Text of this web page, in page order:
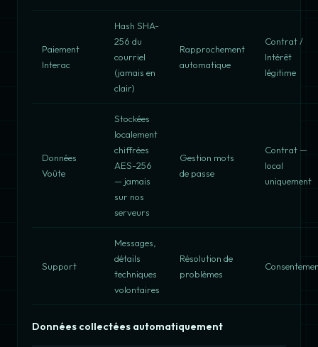
Paiement
Interac
Hash SHA-
256 du
courriel
(jamais en
clair)
Rapprochement
automatique
Contrat /
Intérêt
légitime
Données
Voûte
Stockées
localement
chiffrées
AES-256
— jamais
sur nos
serveurs
Gestion mots
de passe
Contrat —
local
uniquement
Support
Messages,
détails
techniques
volontaires
Résolution de
problèmes
Données collectées automatiquement